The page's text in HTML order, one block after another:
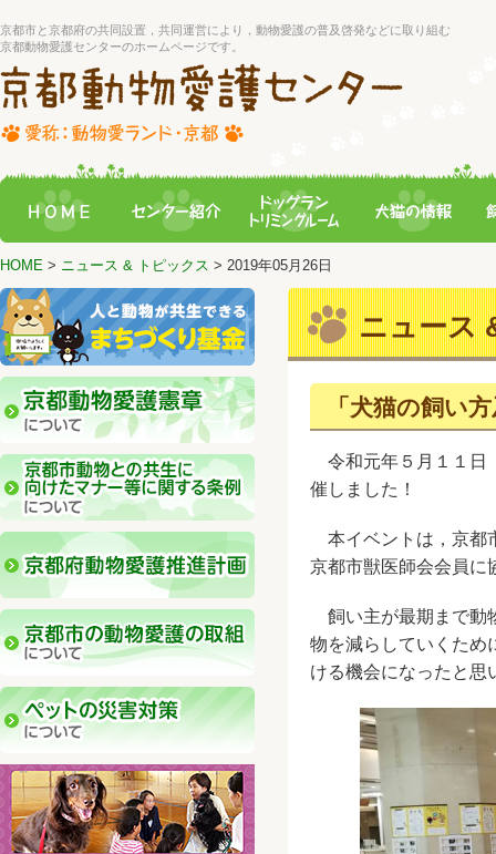
京都市と京都府の共同設置，共同運営により，動物愛護の普及啓発などに取り組む
京都動物愛護センターのホームページです。
HOME > ニュース & トピックス > 2019年05月26日
ニュース
「犬猫の飼い
令和元年５月１１日
催しました！
本イベントは，京都
京都市獣医師会会員に
飼い主が最期まで動
物を減らしていくため
ける機会になったと思